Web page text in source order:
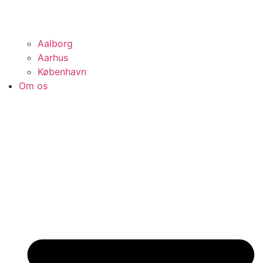
Aalborg
Aarhus
København
Om os